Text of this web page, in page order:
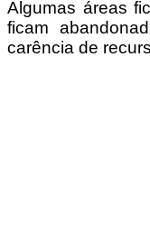
Algumas áreas
ficam
carência de